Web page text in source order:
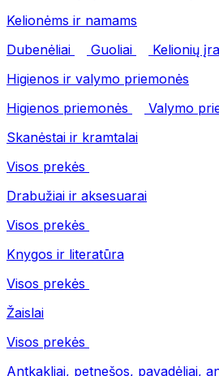
Kelionėms ir namams
Dubenėliai
Guoliai
Kelionių
Higienos ir valymo priemonės
Higienos priemonės
Valymo
Skanėstai ir kramtalai
Visos prekės
Drabužiai ir aksesuarai
Visos prekės
Knygos ir literatūra
Visos prekės
Žaislai
Visos prekės
Antkakliai, petnešos, pavadėliai,